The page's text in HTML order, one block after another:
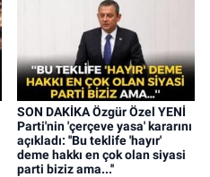
SON DAKİKA Özgür Özel YENİ
Parti'nin 'çerçeve yasa' kararını
açıkladı: ''Bu teklife 'hayır'
deme hakkı en çok olan siyasi
parti biziz ama...''